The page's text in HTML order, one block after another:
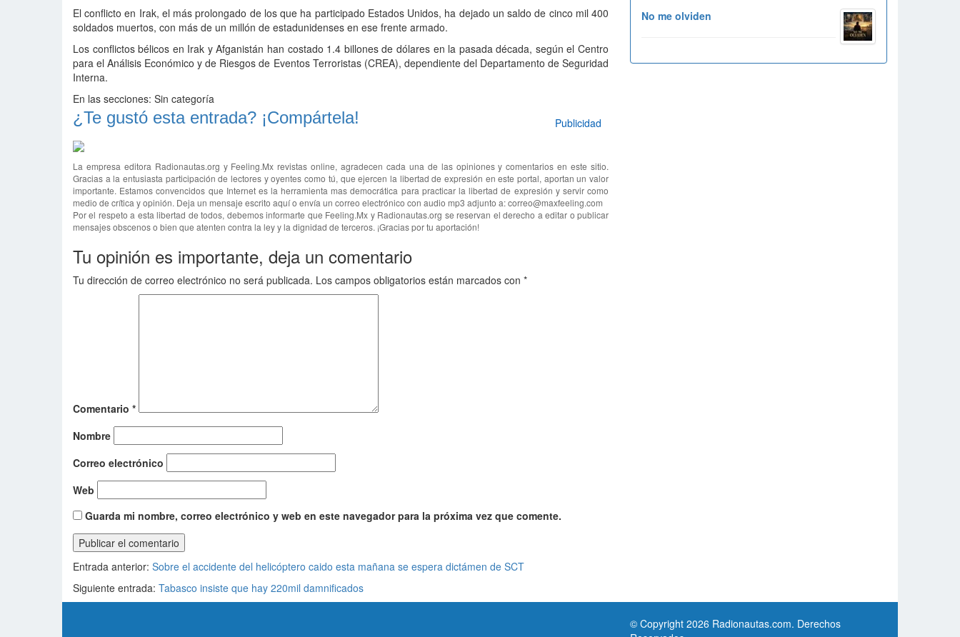
El conflicto en Irak, el más prolongado de los que ha participado Estados Unidos, ha dejado un saldo de cinco mil 400
soldados muertos, con más de un millón de estadunidenses en ese frente armado.
Los conflictos bélicos en Irak y Afganistán han costado 1.4 billones de dólares en la pasada década, según el Centro
para el Análisis Económico y de Riesgos de Eventos Terroristas (CREA), dependiente del Departamento de Seguridad
Interna.
En las secciones: Sin categoría
¿Te gustó esta entrada? ¡Compártela! Publicidad
La empresa editora Radionautas.org y Feeling.Mx revistas online, agradecen cada una de las opiniones y comentarios en este sitio.
Gracias a la entusiasta participación de lectores y oyentes como tú, que ejercen la libertad de expresión en este portal, aportan un valor
importante. Estamos convencidos que Internet es la herramienta mas democrática para practicar la libertad de expresión y servir como
medio de crítica y opinión. Deja un mensaje escrito aquí o envía un correo electrónico con audio mp3 adjunto a: correo@maxfeeling.com
Por el respeto a esta libertad de todos, debemos informarte que Feeling.Mx y Radionautas.org se reservan el derecho a editar o publicar
mensajes obscenos o bien que atenten contra la ley y la dignidad de terceros. ¡Gracias por tu aportación!
Tu opinión es importante, deja un comentario
Tu dirección de correo electrónico no será publicada. Los campos obligatorios están marcados con *
Comentario *
Nombre
Correo electrónico
Web
Guarda mi nombre, correo electrónico y web en este navegador para la próxima vez que comente.
Entrada anterior: Sobre el accidente del helicóptero caido esta mañana se espera dictámen de SCT
Siguiente entrada: Tabasco insiste que hay 220mil damnificados
No me olviden
© Copyright 2026 Radionautas.com. Derechos